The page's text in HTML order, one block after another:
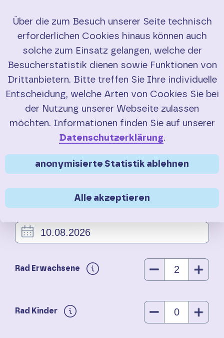
Buchung
Kontakt
Suche
Starten Sie Ihre
Radtour mit einem
RadBus
RadBusbuchen
Rad Erwachsene
Rad Kinder
Über die zum Besuch unserer Seite technisch
erforderlichen Cookies hinaus können auch
solche zum Einsatz gelangen, welche der
Besucherstatistik dienen sowie Funktionen von
Drittanbietern. Bitte treffen Sie Ihre individuelle
Entscheidung, welche Arten von Cookies Sie bei
der Nutzung unserer Webseite zulassen
möchten. Informationen finden Sie auf unserer
Datenschutzerklärung.
anonymisierte Statistik ablehnen
Alle akzeptieren